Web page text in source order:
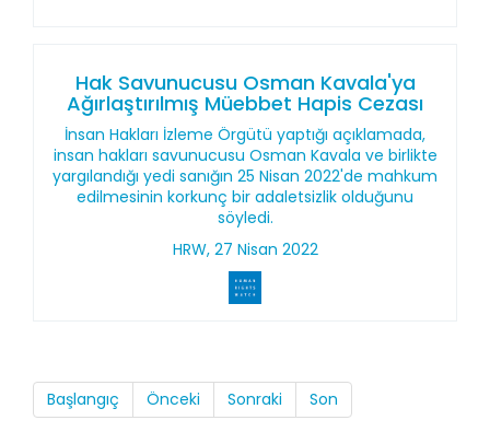
Hak Savunucusu Osman Kavala'ya
Ağırlaştırılmış Müebbet Hapis Cezası
İnsan Hakları İzleme Örgütü yaptığı açıklamada,
insan hakları savunucusu Osman Kavala ve birlikte
yargılandığı yedi sanığın 25 Nisan 2022'de mahkum
edilmesinin korkunç bir adaletsizlik olduğunu
söyledi.
HRW, 27 Nisan 2022
Başlangıç Önceki Sonraki Son